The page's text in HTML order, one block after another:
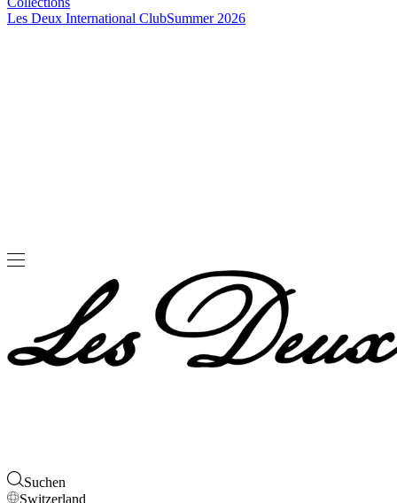
Les Deux International ClubSummer 2026
Suchen
Switzerland